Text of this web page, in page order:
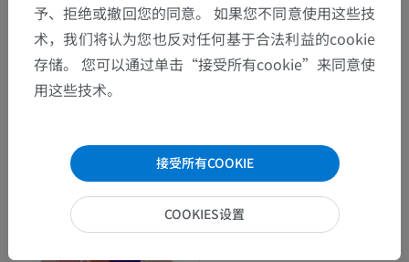
予、拒绝或撤回您的同意。 如果您不同意使用这些技
术，我们将认为您也反对任何基于合法利益的cookie
存储。 您可以通过单击“接受所有cookie”来同意使
用这些技术。
接受所有COOKIE
COOKIES设置